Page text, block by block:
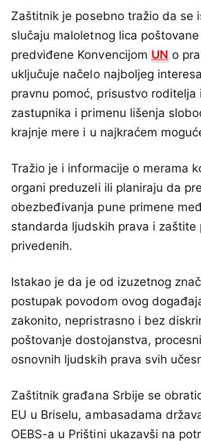
Zaštitnik je posebno tražio da se
slučaju maloletnog lica
predviđene Konvencijom UN o
uključuje načelo najboljeg
pravnu pomoć, prisustvo roditelja
zastupnika i primenu lišenja
krajnje mere i u najkraćem
Tražio je i informacije o merama
organi preduzeli ili planiraju da
obezbeđivanja pune primene
standarda ljudskih prava i zaštite
privedenih.
Istakao je da je od izuzetnog
postupak povodom ovog
zakonito, nepristrasno i bez
poštovanje dostojanstva,
osnovnih ljudskih prava svih
Zaštitnik građana Srbije se
EU u Briselu, ambasadama
OEBS-a u Prištini ukazavši na